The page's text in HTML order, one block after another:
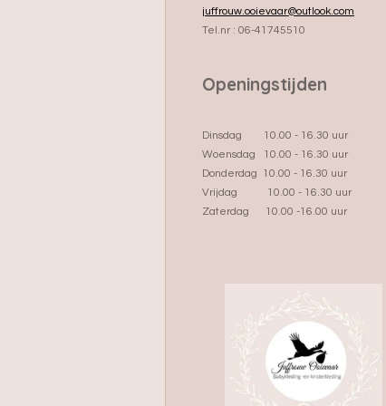
juffrouw.ooievaar@outlook.com
Tel.nr : 06-41745510
Openingstijden
Dinsdag 10.00 - 16.30 uur
Woensdag 10.00 - 16.30 uur
Donderdag 10.00 - 16.30 uur
Vrijdag 10.00 - 16.30 uur
Zaterdag 10.00 -16.00 uur